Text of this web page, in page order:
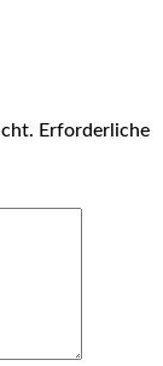
Erforderliche